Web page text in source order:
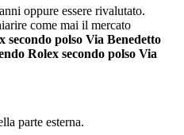
oppure essere rivalutato.
come mai il mercato
secondo polso Via Benedetto
Rolex secondo polso Via
parte esterna.